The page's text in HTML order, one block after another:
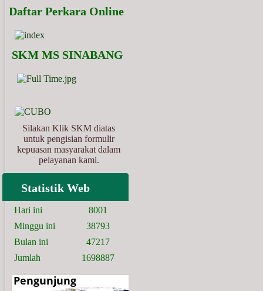
  Daftar Perkara Online
   SKM MS SINABANG
Silakan Klik SKM diatas
untuk pengisian formulir
kepuasan masyarakat dalam
pelayanan kami.
Statistik Web
Hari ini
Minggu ini
Bulan ini
Jumlah
8001
38793
47217
1698887